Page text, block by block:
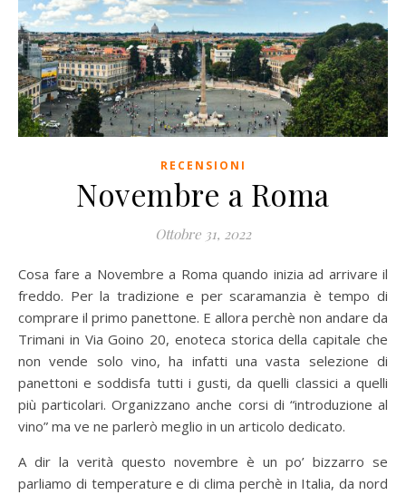
RECENSIONI
Novembre a Roma
Ottobre 31, 2022
Cosa fare a Novembre a Roma quando inizia ad arrivare il
freddo. Per la tradizione e per scaramanzia è tempo di
comprare il primo panettone. E allora perchè non andare da
Trimani in Via Goino 20, enoteca storica della capitale che
non vende solo vino, ha infatti una vasta selezione di
panettoni e soddisfa tutti i gusti, da quelli classici a quelli
più particolari. Organizzano anche corsi di “introduzione al
vino” ma ve ne parlerò meglio in un articolo dedicato.
A dir la verità questo novembre è un po’ bizzarro se
parliamo di temperature e di clima perchè in Italia, da nord